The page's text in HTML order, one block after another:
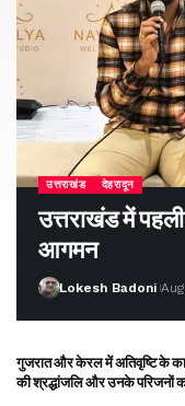
उत्तराखंड देहरादून
उत्तराखंड में
आगमन
Lokesh Badoni
गुजरात और केरल में अतिवृष्टि के
की श्रद्धांजलि और उनके परिजनों